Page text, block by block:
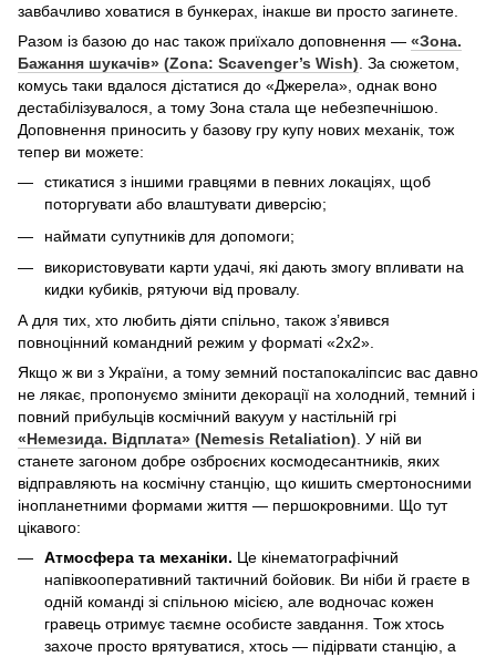
завбачливо ховатися в бункерах, інакше ви просто загинете.
Разом із базою до нас також приїхало доповнення — «Зона.
Бажання шукачів» (Zona: Scavenger’s Wish). За сюжетом,
комусь таки вдалося дістатися до «Джерела», однак воно
дестабілізувалося, а тому Зона стала ще небезпечнішою.
Доповнення приносить у базову гру купу нових механік, тож
тепер ви можете:
стикатися з іншими гравцями в певних локаціях, щоб
поторгувати або влаштувати диверсію;
наймати супутників для допомоги;
використовувати карти удачі, які дають змогу впливати на
кидки кубиків, рятуючи від провалу.
А для тих, хто любить діяти спільно, також з’явився
повноцінний командний режим у форматі «2х2».
Якщо ж ви з України, а тому земний постапокаліпсис вас давно
не лякає, пропонуємо змінити декорації на холодний, темний і
повний прибульців космічний вакуум у настільній грі
«Немезида. Відплата» (Nemesis Retaliation). У ній ви
станете загоном добре озброєних космодесантників, яких
відправляють на космічну станцію, що кишить смертоносними
інопланетними формами життя — першокровними. Що тут
цікавого:
Атмосфера та механіки. Це кінематографічний
напівкооперативний тактичний бойовик. Ви ніби й граєте в
одній команді зі спільною місією, але водночас кожен
гравець отримує таємне особисте завдання. Тож хтось
захоче просто врятуватися, хтось — підірвати станцію, а